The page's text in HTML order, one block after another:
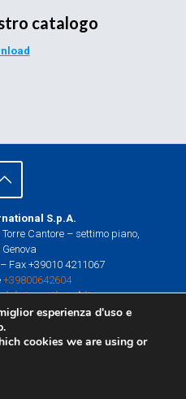
catalogo
S.p.A.
Cantore – settimo piano,
Fax +39010 4211067
+39800642604
e Allestimento
di Roma 6,
(AL)
esperienza d'uso e
cookies we are using or